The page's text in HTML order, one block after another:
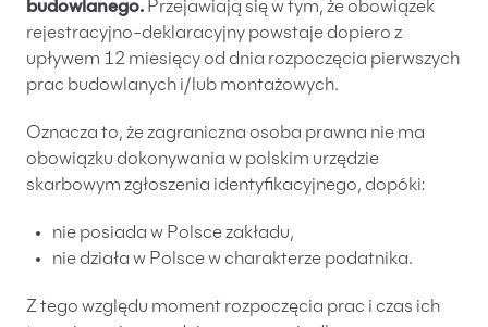
budowlanego. Przejawiają się w tym, że obowiązek
rejestracyjno-deklaracyjny powstaje dopiero z
upływem 12 miesięcy od dnia rozpoczęcia pierwszych
prac budowlanych i/lub montażowych.
Oznacza to, że zagraniczna osoba prawna nie ma
obowiązku dokonywania w polskim urzędzie
skarbowym zgłoszenia identyfikacyjnego, dopóki:
nie posiada w Polsce zakładu,
nie działa w Polsce w charakterze podatnika.
Z tego względu moment rozpoczęcia prac i czas ich